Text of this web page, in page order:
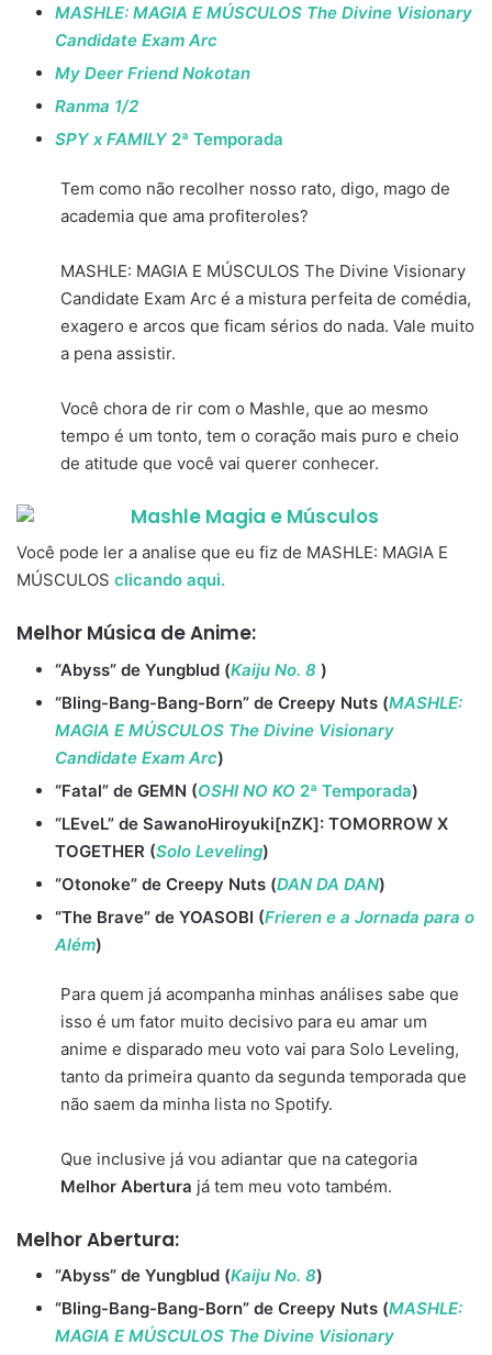
MASHLE: MAGIA E MÚSCULOS The Divine Visionary
Candidate Exam Arc
My Deer Friend Nokotan
Ranma 1/2
SPY x FAMILY 2ª Temporada
Tem como não recolher nosso rato, digo, mago de
academia que ama profiteroles?
MASHLE: MAGIA E MÚSCULOS The Divine Visionary
Candidate Exam Arc é a mistura perfeita de comédia,
exagero e arcos que ficam sérios do nada. Vale muito
a pena assistir.
Você chora de rir com o Mashle, que ao mesmo
tempo é um tonto, tem o coração mais puro e cheio
de atitude que você vai querer conhecer.
Você pode ler a analise que eu fiz de MASHLE: MAGIA E
MÚSCULOS clicando aqui.
Melhor Música de Anime:
“Abyss” de Yungblud (Kaiju No. 8 )
“Bling-Bang-Bang-Born” de Creepy Nuts (MASHLE:
MAGIA E MÚSCULOS The Divine Visionary
Candidate Exam Arc)
“Fatal” de GEMN (OSHI NO KO 2ª Temporada)
“LEveL” de SawanoHiroyuki[nZK]: TOMORROW X
TOGETHER (Solo Leveling)
“Otonoke” de Creepy Nuts (DAN DA DAN)
“The Brave” de YOASOBI (Frieren e a Jornada para o
Além)
Para quem já acompanha minhas análises sabe que
isso é um fator muito decisivo para eu amar um
anime e disparado meu voto vai para Solo Leveling,
tanto da primeira quanto da segunda temporada que
não saem da minha lista no Spotify.
Que inclusive já vou adiantar que na categoria
Melhor Abertura já tem meu voto também.
Melhor Abertura:
“Abyss” de Yungblud (Kaiju No. 8)
“Bling-Bang-Bang-Born” de Creepy Nuts (MASHLE:
MAGIA E MÚSCULOS The Divine Visionary